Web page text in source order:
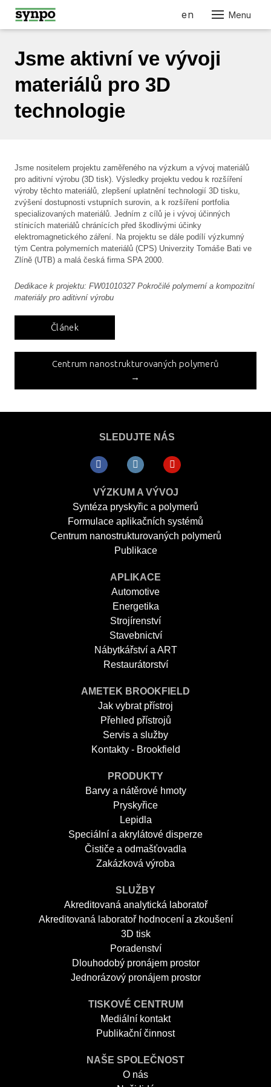
Menu
cs
en
Jsme aktivní ve vývoji
materiálů pro 3D
technologie
Jsme nositelem projektu zaměřeného na výzkum a vývoj materiálů
pro aditivní výrobu (3D tisk). Výsledky projektu vedou k rozšíření
výroby těchto materiálů, zlepšení uplatnění technologií 3D tisku,
zvýšení dostupnosti vstupních surovin, a k rozšíření portfolia
specializovaných materiálů. Jedním z cílů je i vývoj účinných
stínicích materiálů chránících před škodlivými účinky
elektromagnetického záření. Na projektu se dále podílí výzkumný
tým Centra polymerních materiálů (CPS) Univerzity Tomáše Bati ve
Zlíně (UTB) a malá česká firma SPA 2000.
Dedikace k projektu: FW01010327 Pokročilé polymerní a kompozitní
materiály pro aditivní výrobu
Článek
Centrum nanostrukturovaných polymerů
→
SLEDUJTE NÁS
VÝZKUM A VÝVOJ
Syntéza pryskyřic a polymerů
Formulace aplikačních systémů
Centrum nanostrukturovaných polymerů
Publikace
APLIKACE
Automotive
Energetika
Strojírenství
Stavebnictví
Nábytkářství a ART
Restaurátorství
AMETEK BROOKFIELD
Jak vybrat přístroj
Přehled přístrojů
Servis a služby
Kontakty - Brookfield
PRODUKTY
Barvy a nátěrové hmoty
Pryskyřice
Lepidla
Speciální a akrylátové disperze
Čističe a odmašťovadla
Zakázková výroba
SLUŽBY
Akreditovaná analytická laboratoř
Akreditovaná laboratoř hodnocení a zkoušení
3D tisk
Poradenství
Dlouhodobý pronájem prostor
Jednorázový pronájem prostor
TISKOVÉ CENTRUM
Mediální kontakt
Publikační činnost
NAŠE SPOLEČNOST
O nás